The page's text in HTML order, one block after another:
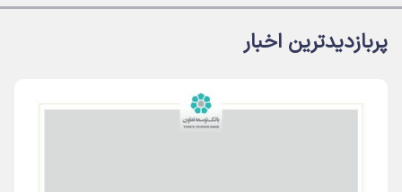
پربازدیدترین اخبار